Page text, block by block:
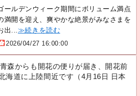
ールデンウィーク期間にボリューム満点
満開を迎え、爽やかな絶景がみなさまを
出... ≫続きを読む
2026/04/27 16:00:00
森からも開花の便りが届き、開花前
海道に上陸間近です（4月16日 日本